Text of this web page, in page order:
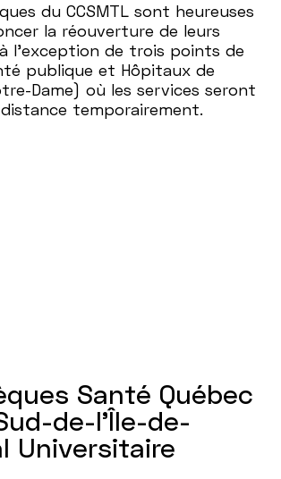
du CCSMTL sont heureuses
la réouverture de leurs
l’exception de trois points de
publique et Hôpitaux de
Dame) où les services seront
temporairement.
Santé Québec
de-l’Île-de-
Universitaire